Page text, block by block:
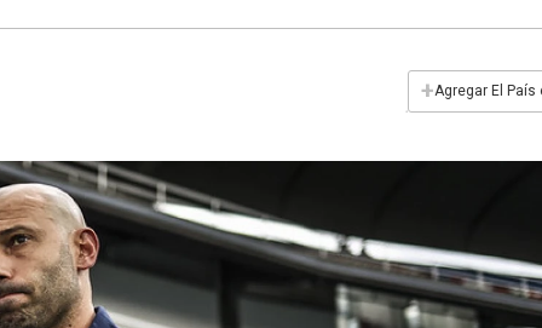
+Agregar El País